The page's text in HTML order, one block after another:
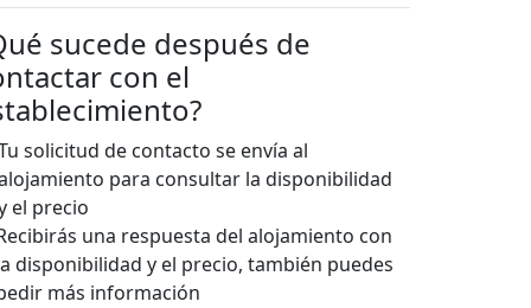
sucede después de
con el
solicitud de contacto se envía al
para consultar la disponibilidad
el precio
una respuesta del alojamiento con
disponibilidad y el precio, también puedes
más información